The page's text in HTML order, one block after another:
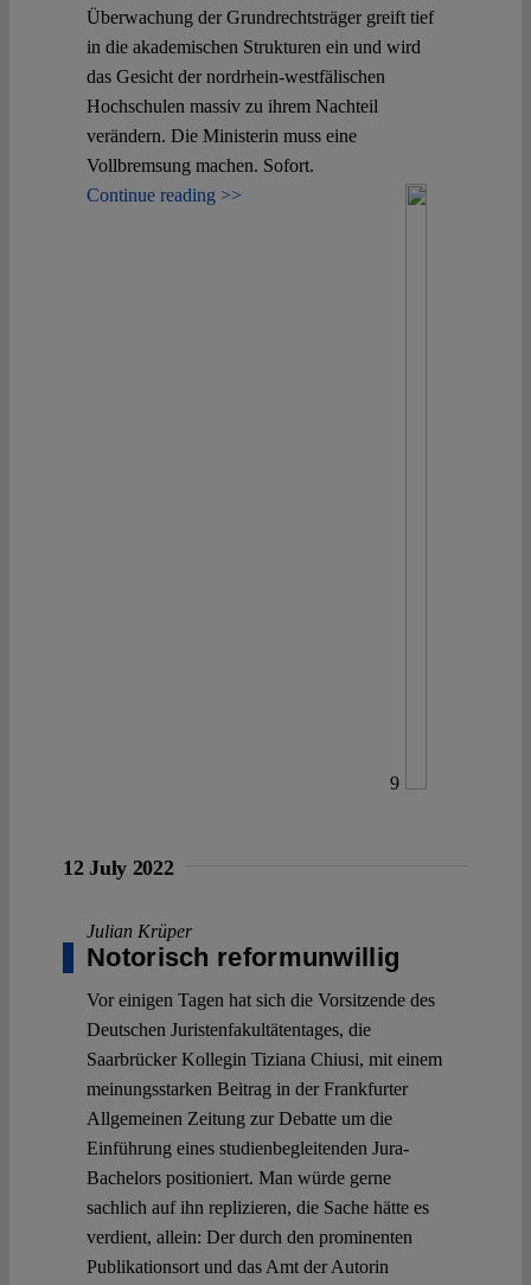
Überwachung der Grundrechtsträger greift tief
in die akademischen Strukturen ein und wird
das Gesicht der nordrhein-westfälischen
Hochschulen massiv zu ihrem Nachteil
verändern. Die Ministerin muss eine
Vollbremsung machen. Sofort.
Continue reading >>
9
12 July 2022
Julian Krüper
Notorisch reformunwillig
Vor einigen Tagen hat sich die Vorsitzende des
Deutschen Juristenfakultätentages, die
Saarbrücker Kollegin Tiziana Chiusi, mit einem
meinungsstarken Beitrag in der Frankfurter
Allgemeinen Zeitung zur Debatte um die
Einführung eines studienbegleitenden Jura-
Bachelors positioniert. Man würde gerne
sachlich auf ihn replizieren, die Sache hätte es
verdient, allein: Der durch den prominenten
Publikationsort und das Amt der Autorin